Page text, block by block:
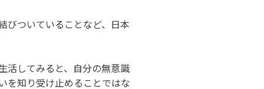
びついていることなど、日本
活してみると、自分の無意識
を知り受け止めることではな